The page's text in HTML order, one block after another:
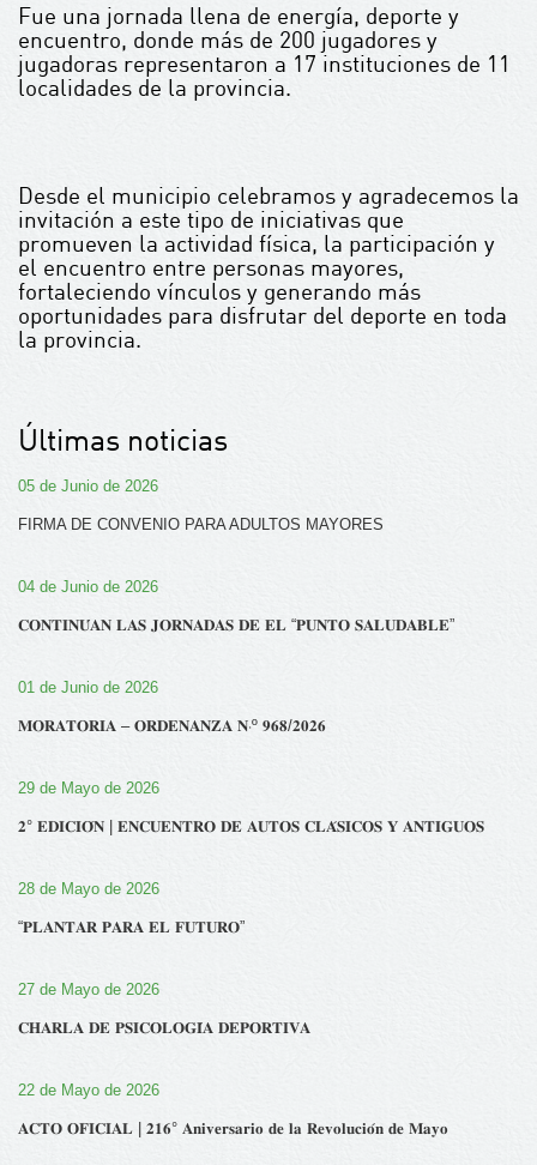
Fue una jornada llena de energía, deporte y
encuentro, donde más de 200 jugadores y
jugadoras representaron a 17 instituciones de 11
localidades de la provincia.
Desde el municipio celebramos y agradecemos la
invitación a este tipo de iniciativas que
promueven la actividad física, la participación y
el encuentro entre personas mayores,
fortaleciendo vínculos y generando más
oportunidades para disfrutar del deporte en toda
la provincia.
Últimas noticias
05 de Junio de 2026
FIRMA DE CONVENIO PARA ADULTOS MAYORES
04 de Junio de 2026
𝐂𝐎𝐍𝐓𝐈𝐍𝐔́𝐀𝐍 𝐋𝐀𝐒 𝐉𝐎𝐑𝐍𝐀𝐃𝐀𝐒 𝐃𝐄 𝐄𝐋 “𝐏𝐔𝐍𝐓𝐎 𝐒𝐀𝐋𝐔𝐃𝐀𝐁𝐋𝐄”
01 de Junio de 2026
𝐌𝐎𝐑𝐀𝐓𝐎𝐑𝐈𝐀 – 𝐎𝐑𝐃𝐄𝐍𝐀𝐍𝐙𝐀 𝐍‧º 𝟗𝟔𝟖/𝟐𝟎𝟐𝟔
29 de Mayo de 2026
𝟐° 𝐄𝐃𝐈𝐂𝐈𝐎́𝐍 | 𝐄𝐍𝐂𝐔𝐄𝐍𝐓𝐑𝐎 𝐃𝐄 𝐀𝐔𝐓𝐎𝐒 𝐂𝐋𝐀́𝐒𝐈𝐂𝐎𝐒 𝐘 𝐀𝐍𝐓𝐈𝐆𝐔𝐎𝐒
28 de Mayo de 2026
“𝐏𝐋𝐀𝐍𝐓𝐀𝐑 𝐏𝐀𝐑𝐀 𝐄𝐋 𝐅𝐔𝐓𝐔𝐑𝐎”
27 de Mayo de 2026
𝐂𝐇𝐀𝐑𝐋𝐀 𝐃𝐄 𝐏𝐒𝐈𝐂𝐎𝐋𝐎𝐆𝐈́𝐀 𝐃𝐄𝐏𝐎𝐑𝐓𝐈𝐕𝐀
22 de Mayo de 2026
𝐀𝐂𝐓𝐎 𝐎𝐅𝐈𝐂𝐈𝐀𝐋 | 𝟐𝟏𝟔° 𝐀𝐧𝐢𝐯𝐞𝐫𝐬𝐚𝐫𝐢𝐨 𝐝𝐞 𝐥𝐚 𝐑𝐞𝐯𝐨𝐥𝐮𝐜𝐢𝐨́𝐧 𝐝𝐞 𝐌𝐚𝐲𝐨